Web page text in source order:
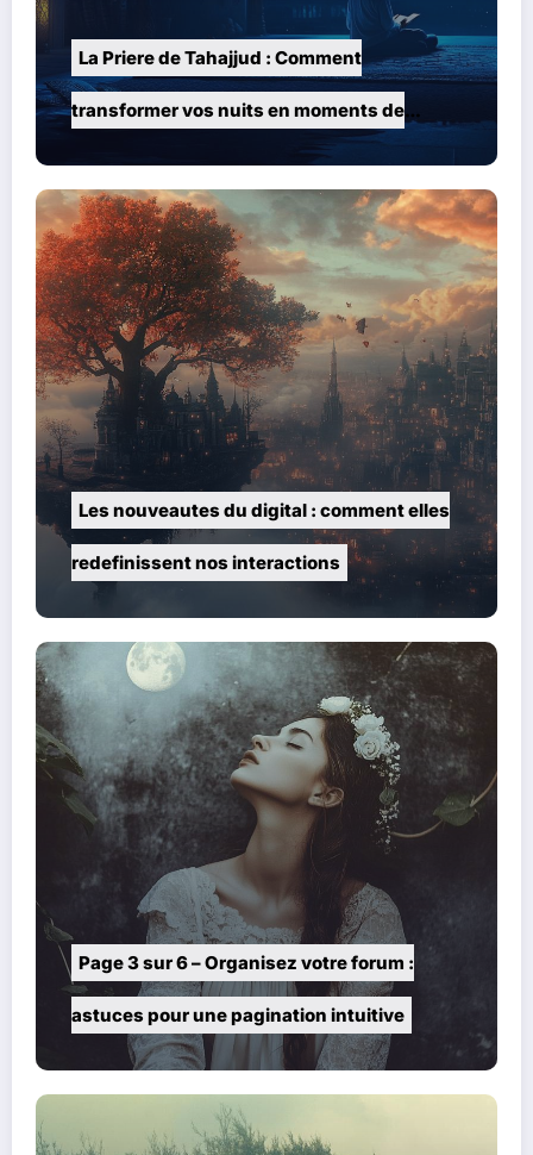
La Priere de Tahajjud : Comment
transformer vos nuits en moments de
grace
Les nouveautes du digital : comment elles
redefinissent nos interactions
Page 3 sur 6 – Organisez votre forum :
astuces pour une pagination intuitive